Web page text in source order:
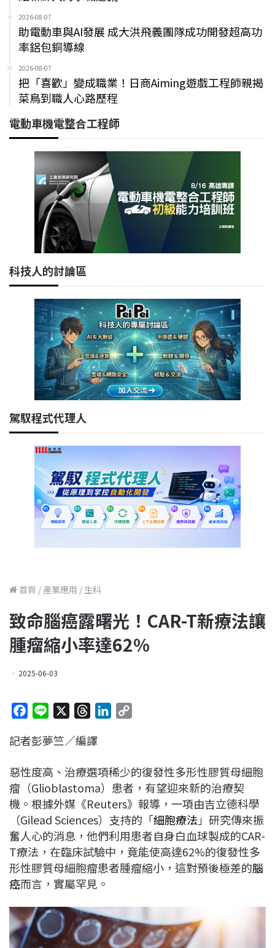
2026-08-07
助電動車與AI發展 成大洪飛義團隊成功開發超高功
率鋁包銅導線
2026-08-07
把「喜歡」變成職業！日商Aiming遊戲工程師親揭
菜鳥到職人心路歷程
電動車機電整合工程師
科技人的討論區
駕馭程式代理人